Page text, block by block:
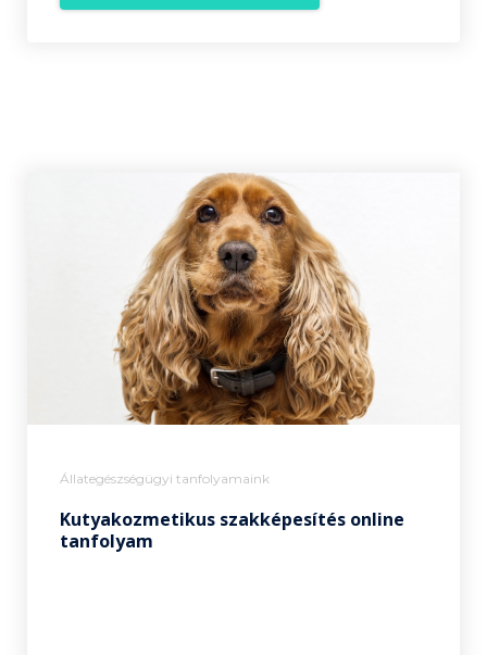
Állategészségügyi tanfolyamaink
Kutyakozmetikus szakképesítés online
tanfolyam